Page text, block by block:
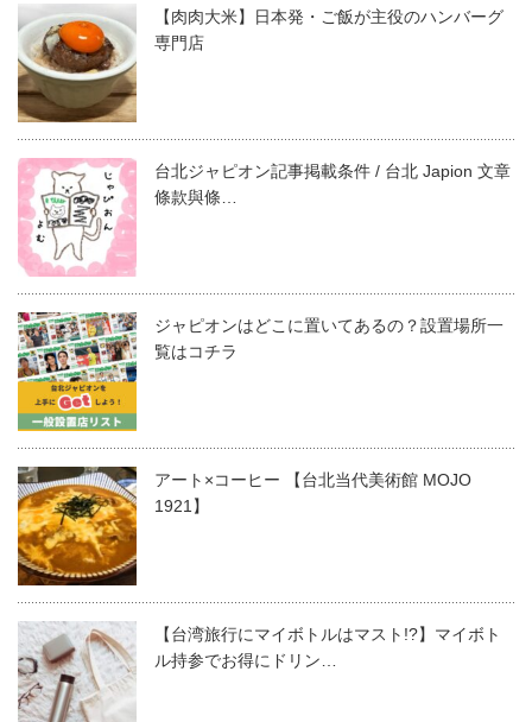
【肉肉大米】日本発・ご飯が主役のハンバーグ
専門店
台北ジャピオン記事掲載条件 / 台北 Japion 文章
條款與條…
ジャピオンはどこに置いてあるの？設置場所一
覧はコチラ
アート×コーヒー 【台北当代美術館 MOJO
1921】
【台湾旅行にマイボトルはマスト!?】マイボト
ル持参でお得にドリン…